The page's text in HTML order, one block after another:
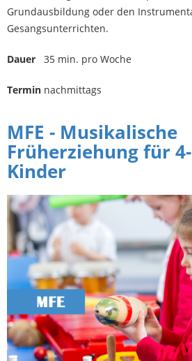
Grundausbildung oder den
Gesangsunterrichten.
Dauer 35 min. pro Woche
Termin nachmittags
MFE - Musikalische
Früherziehung für
Kinder